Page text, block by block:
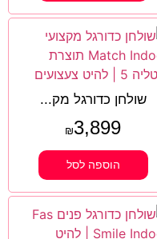
שולחן כדורגל מק...
₪3,899
הוספה לסל